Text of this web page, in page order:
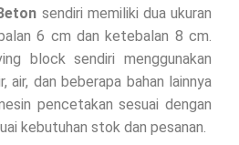
sendiri memiliki dua ukuran
6 cm dan ketebalan 8 cm.
block sendiri menggunakan
air, dan beberapa bahan lainnya
pencetakan sesuai dengan
kebutuhan stok dan pesanan.